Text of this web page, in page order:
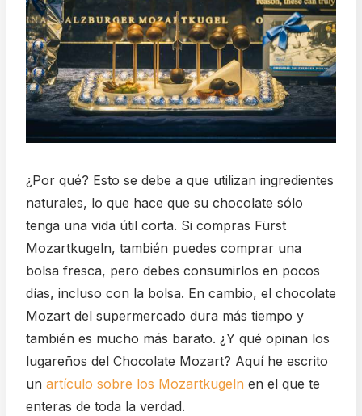
¿Por qué? Esto se debe a que utilizan ingredientes
naturales, lo que hace que su chocolate sólo
tenga una vida útil corta. Si compras Fürst
Mozartkugeln, también puedes comprar una
bolsa fresca, pero debes consumirlos en pocos
días, incluso con la bolsa. En cambio, el chocolate
Mozart del supermercado dura más tiempo y
también es mucho más barato. ¿Y qué opinan los
lugareños del Chocolate Mozart? Aquí he escrito
un artículo sobre los Mozartkugeln en el que te
enteras de toda la verdad.